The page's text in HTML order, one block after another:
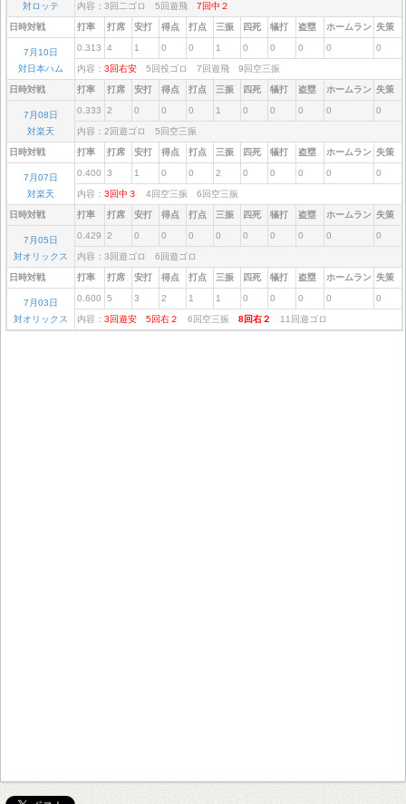
対ロッテ
内容：3回二ゴロ 5回遊飛 7回中２
日時対戦 打率 打席 安打 得点 打点 三振 四死 犠打 盗塁 ホームラン 失策
7月10日
対日本ハム
0.313 4 1 0 0 1 0 0 0 0 0
内容： 3回右安 5回投ゴロ 7回遊飛 9回空三振
日時対戦 打率 打席 安打 得点 打点 三振 四死 犠打 盗塁 ホームラン 失策
7月08日
対楽天
0.333 2 0 0 0 1 0 0 0 0 0
内容：2回遊ゴロ 5回空三振
日時対戦 打率 打席 安打 得点 打点 三振 四死 犠打 盗塁 ホームラン 失策
7月07日
対楽天
0.400 3 1 0 0 2 0 0 0 0 0
内容： 3回中３ 4回空三振 6回空三振
日時対戦 打率 打席 安打 得点 打点 三振 四死 犠打 盗塁 ホームラン 失策
7月05日
対オリックス
0.429 2 0 0 0 0 0 0 0 0 0
内容：3回遊ゴロ 6回遊ゴロ
日時対戦 打率 打席 安打 得点 打点 三振 四死 犠打 盗塁 ホームラン 失策
7月03日
対オリックス
0.600 5 3 2 1 1 0 0 0 0 0
内容： 3回遊安 5回右２ 6回空三振 8回右２ 11回遊ゴロ